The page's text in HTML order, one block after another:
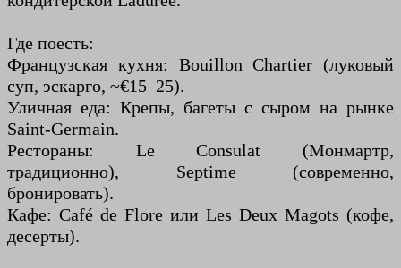
Где поесть:
Французская кухня: Bouillon Chartier (луковый
суп, эскарго, ~€15–25).
Уличная еда: Крепы, багеты с сыром на рынке
Saint-Germain.
Рестораны: Le Consulat (Монмартр,
традиционно), Septime (современно,
бронировать).
Кафе: Café de Flore или Les Deux Magots (кофе,
десерты).